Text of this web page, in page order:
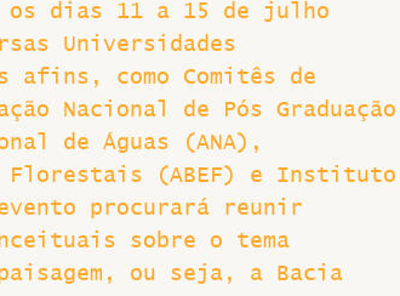
os dias 11 a 15 de julho
Universidades
como Comitês de
Nacional de Pós Graduação
de Águas (ANA),
Florestais (ABEF) e Instituto
procurará reunir
sobre o tema
ou seja, a Bacia